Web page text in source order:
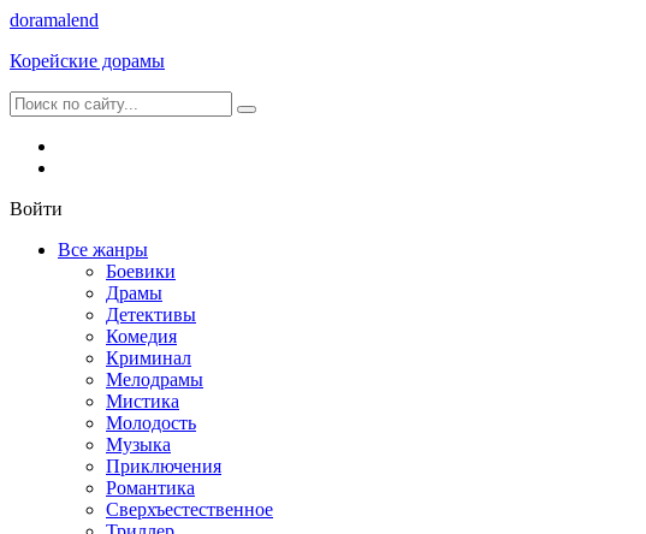
doramalend
Корейские дорамы
Войти
Все жанры
Боевики
Драмы
Детективы
Комедия
Криминал
Мелодрамы
Мистика
Молодость
Музыка
Приключения
Романтика
Сверхъестественное